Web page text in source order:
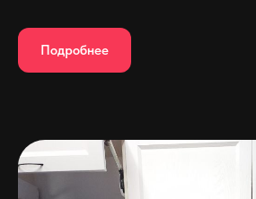
Подробнее